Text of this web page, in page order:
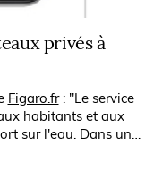
privés à
Figaro.fr: "Le service
habitants et aux
sur l'eau. Dans un